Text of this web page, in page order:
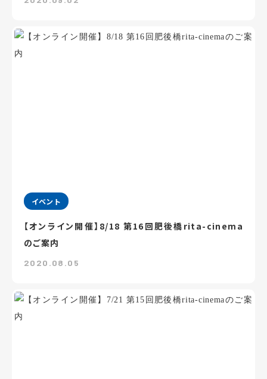
イベント
【オンライン開催】8/18 第16回肥後橋rita-cinema
のご案内
2020.08.05